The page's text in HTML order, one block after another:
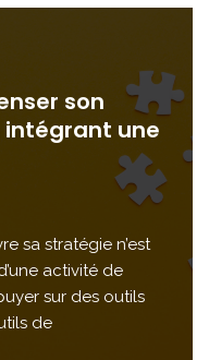
son
intégrant une
sa stratégie n’est
activité de
sur des outils
de